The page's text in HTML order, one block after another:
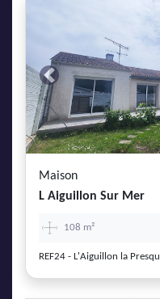
Previous
Maison
L Aiguillon Sur Mer
108 m²
REF24 - L'Aiguillon la